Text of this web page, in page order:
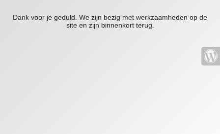
Dank voor je geduld. We zijn bezig met werkzaamheden op de
site en zijn binnenkort terug.